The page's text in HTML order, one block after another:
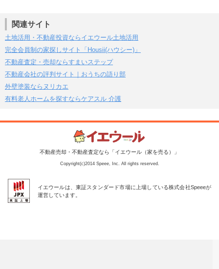
関連サイト
土地活用・不動産投資ならイエウール土地活用
完全会員制の家探しサイト「Housii(ハウシー)」
不動産査定・売却ならすまいステップ
不動産会社の評判サイト｜おうちの語り部
外壁塗装ならヌリカエ
有料老人ホームを探すならケアスル 介護
不動産売却・不動産査定なら「イエウール（家を売る）」
Copyright(c)2014 Speee, Inc. All rights reserved.
イエウールは、東証スタンダード市場に上場している株式会社Speeeが
運営しています。